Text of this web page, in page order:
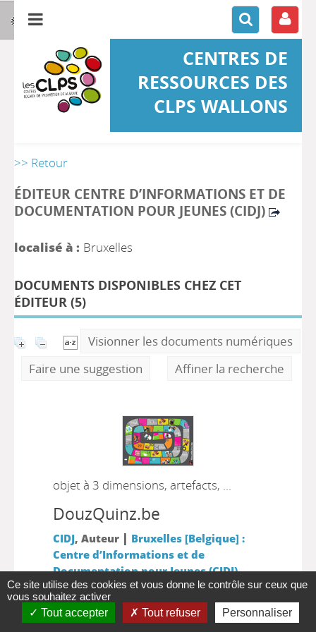
CENTRES DE
RESSOURCES DES
CLPS WALLONS
>> Retour
ÉDITEUR CENTRE D’INFORMATIONS ET DE
DOCUMENTATION POUR JEUNES (CIDJ)
localisé à : Bruxelles
DOCUMENTS DISPONIBLES CHEZ CET
ÉDITEUR (5)
Visionner les documents numériques
Faire une suggestion
Affiner la recherche
objet à 3 dimensions, artefacts, ...
DouzQuinz.be
CIDJ, Auteur | Bruxelles [Belgique] :
Centre d’Informations et de
Documentation pour Jeunes (CIDJ)
Il s’agit d’un jeu de plateau style ‘jeu de
l’oie’ qui se joue par équipe de 2 à 7
joueurs, adaptable à un public de 4 à 30
Ce site utilise des cookies et vous donne le contrôle sur ceux que
vous souhaitez activer
Tout accepter
Tout refuser Personnaliser